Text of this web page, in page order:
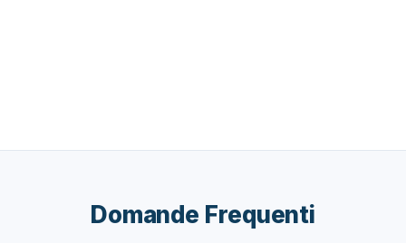
Domande Frequenti